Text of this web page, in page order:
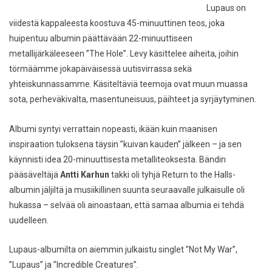
Lupaus on
viidestä kappaleesta koostuva 45-minuuttinen teos, joka
huipentuu albumin päättävään 22-minuuttiseen
metallijärkäleeseen ”The Hole”. Levy käsittelee aiheita, joihin
törmäämme jokapäiväisessä uutisvirrassa sekä
yhteiskunnassamme. Käsiteltäviä teemoja ovat muun muassa
sota, perheväkivalta, masentuneisuus, päihteet ja syrjäytyminen.
Albumi syntyi verrattain nopeasti, ikään kuin maanisen
inspiraation tuloksena täysin ”kuivan kauden” jälkeen – ja sen
käynnisti idea 20-minuuttisesta metalliteoksesta. Bändin
pääsäveltäjä Antti Karhun takki oli tyhjä Return to the Halls-
albumin jäljiltä ja musiikillinen suunta seuraavalle julkaisulle oli
hukassa – selvää oli ainoastaan, että samaa albumia ei tehdä
uudelleen.
Lupaus-albumilta on aiemmin julkaistu singlet ”Not My War”,
”Lupaus” ja ”Incredible Creatures”.